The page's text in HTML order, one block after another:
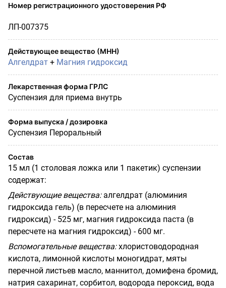
Номер регистрационного удостоверения РФ
ЛП-007375
Действующее вещество (МНН)
Алгелдрат + Магния гидроксид
Лекарственная форма ГРЛС
Суспензия для приема внутрь
Форма выпуска / дозировка
Суспензия Пероральный
Состав
15 мл (1 столовая ложка или 1 пакетик) суспензии
содержат:
Действующие вещества:алгелдрат (алюминия
гидроксида гель) (в пересчете на алюминия
гидроксид) - 525 мг, магния гидроксида паста (в
пересчете на магния гидроксид) - 600 мг.
Вспомогательные вещества:хлористоводородная
кислота, лимонной кислоты моногидрат, мяты
перечной листьев масло, маннитол, домифена бромид,
натрия сахаринат, сорбитол, водорода пероксид, вода